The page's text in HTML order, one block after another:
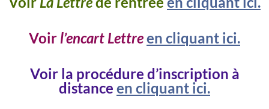
Voir l’encart Lettreen cliquant ici.
Voir la procédure d’inscription à
distance en cliquant ici.